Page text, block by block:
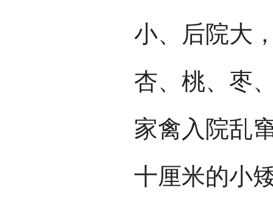
小、后院大
杏、桃、枣
家禽入院乱
十厘米的小